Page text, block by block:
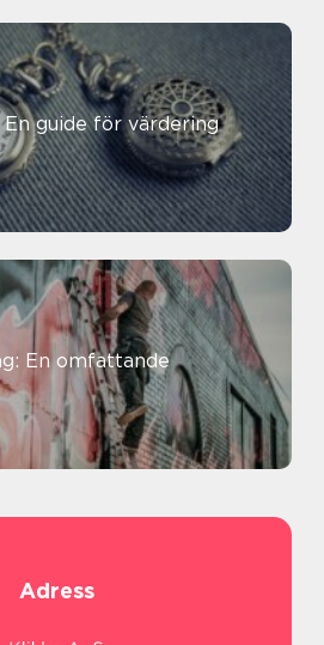
guide för värdering
En omfattande
Adress